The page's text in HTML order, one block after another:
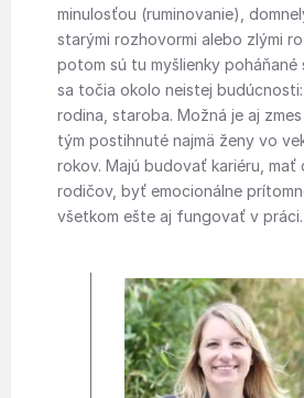
minulosťou (ruminovanie),
starými rozhovormi alebo zlými
potom sú tu myšlienky
sa točia okolo neistej
rodina, staroba. Možná je aj
tým postihnuté najmä ženy vo
rokov. Majú budovať kariéru,
rodičov, byť emocionálne
všetkom ešte aj fungovať v práci.